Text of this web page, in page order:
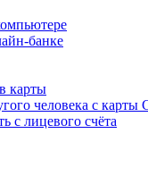
банке
карты
человека с карты
с лицевого счёта